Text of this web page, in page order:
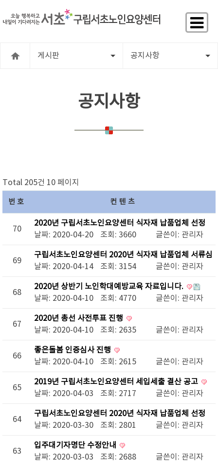
게시판 공지사항
공지사항
Total 205건 10 페이지
번호 컨텐츠
70
2020년 구립서초노인요양센터 식자재 납품업체 선정
결과 공지
날짜: 2020-04-20 조회: 3660 글쓴이: 관리자
69
구립서초노인요양센터 2020년 식자재 납품업체 서류심
사 결과 및 제안설명회 안내
날짜: 2020-04-14 조회: 3154 글쓴이: 관리자
68
2020년 상반기 노인학대예방교육 자료입니다.
날짜: 2020-04-10
조회: 4770 글쓴이: 관리자
67
2020년 총선 사전투표 진행
날짜: 2020-04-10
조회: 2635 글쓴이: 관리자
66
좋은돌봄 인증심사 진행
날짜: 2020-04-10
조회: 2615 글쓴이: 관리자
65
2019년 구립서초노인요양센터 세입세출 결산 공고
날짜: 2020-04-03
조회: 2717 글쓴이: 관리자
64
구립서초노인요양센터 2020년 식자재 납품업체 선정
입찰공고
날짜: 2020-03-30 조회: 2801 글쓴이: 관리자
63
입주대기자명단 수정안내
날짜: 2020-03-03
조회: 2688 글쓴이: 관리자